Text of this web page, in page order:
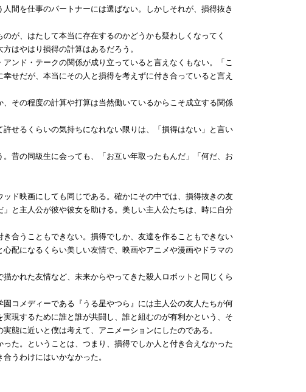
間を仕事のパートナーには選ばない。しかしそれが、損得抜き
が、はたして本当に存在するのかどうかも疑わしくなってく
はやはり損得の計算はあるだろう。
ンド・テークの関係が成り立っていると言えなくもない。「こ
せだが、本当にその人と損得を考えずに付き合っていると言え
その程度の計算や打算は当然働いているからこそ成立する関係
せるくらいの気持ちになれない限りは、「損得はない」と言い
昔の同級生に会っても、「お互い年取ったもんだ」「何だ、お
ド映画にしても同じである。確かにその中では、損得抜きの友
と主人公が彼や彼女を助ける。美しい主人公たちは、時に自分
合うこともできない。損得でしか、友達を作ることもできない
配になるくらい美しい友情で、映画やアニメや漫画やドラマの
かれた友情など、未来からやってきた殺人ロボットと同じくら
コメディーである『うる星やつら』には主人公の友人たちが何
現するために誰と誰が共闘し、誰と組むのが有利かという、そ
態に近いと僕は考えて、アニメーションにしたのである。
た。ということは、つまり、損得でしか人と付き合えなかった
うわけにはいかなかった。